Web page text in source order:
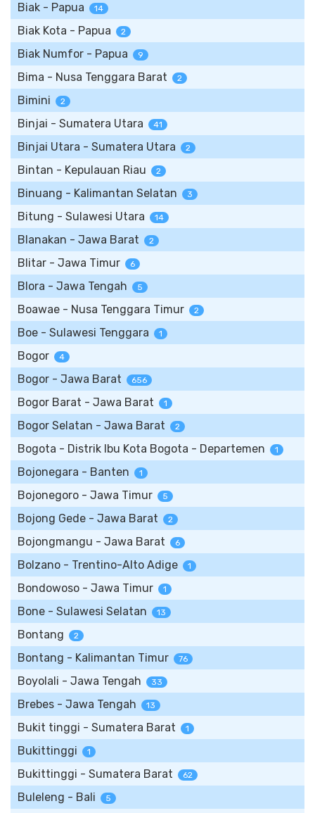
Biak - Papua 14
Biak Kota - Papua 2
Biak Numfor - Papua 9
Bima - Nusa Tenggara Barat 2
Bimini 2
Binjai - Sumatera Utara 41
Binjai Utara - Sumatera Utara 2
Bintan - Kepulauan Riau 2
Binuang - Kalimantan Selatan 3
Bitung - Sulawesi Utara 14
Blanakan - Jawa Barat 2
Blitar - Jawa Timur 6
Blora - Jawa Tengah 5
Boawae - Nusa Tenggara Timur 2
Boe - Sulawesi Tenggara 1
Bogor 4
Bogor - Jawa Barat 656
Bogor Barat - Jawa Barat 1
Bogor Selatan - Jawa Barat 2
Bogota - Distrik Ibu Kota Bogota - Departemen 1
Bojonegara - Banten 1
Bojonegoro - Jawa Timur 5
Bojong Gede - Jawa Barat 2
Bojongmangu - Jawa Barat 6
Bolzano - Trentino-Alto Adige 1
Bondowoso - Jawa Timur 1
Bone - Sulawesi Selatan 13
Bontang 2
Bontang - Kalimantan Timur 76
Boyolali - Jawa Tengah 33
Brebes - Jawa Tengah 13
Bukit tinggi - Sumatera Barat 1
Bukittinggi 1
Bukittinggi - Sumatera Barat 62
Buleleng - Bali 5